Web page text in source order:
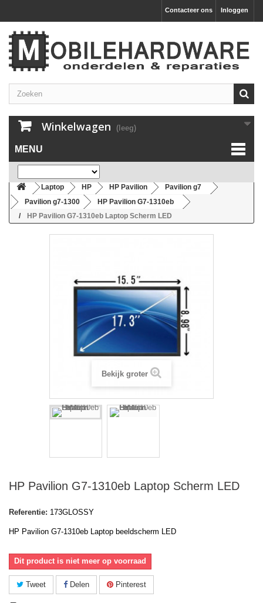
Inloggen
Contacteer ons
Winkelwagen (leeg)
MENU
Laptop HP HP Pavilion
Pavilion g7
Pavilion g7-1300
HP Pavilion G7-1310eb
HP Pavilion G7-1310eb Laptop Scherm LED
Bekijk groter
HP Pavilion G7-1310eb Laptop Scherm LED
Referentie: 173GLOSSY
HP Pavilion G7-1310eb Laptop beeldscherm LED
Dit product is niet meer op voorraad
Tweet Delen Pinterest